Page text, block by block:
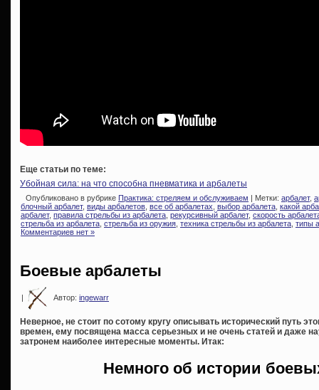
Еще статьи по теме:
Убойная сила: на что способна пневматика и арбалеты
Опубликовано в рубрике Практика: стреляем и обслуживаем | Метки: арбалет,
блочный арбалет, виды арбалетов все об арбалетах выбор арбалета какой
арбалет, правила стрельбы из арбалета рекурсивный арбалет, скорость
стрельба из арбалета стрельба из оружия техника стрельбы из арбалета типы
Комментариев нет »
Боевые арбалеты
| Автор: ingewarr
Неверное, не стоит по сотому кругу описывать исторический путь
времен, ему посвящена масса серьезных и не очень статей и даже
затронем наиболее интересные моменты. Итак:
Немного об истории